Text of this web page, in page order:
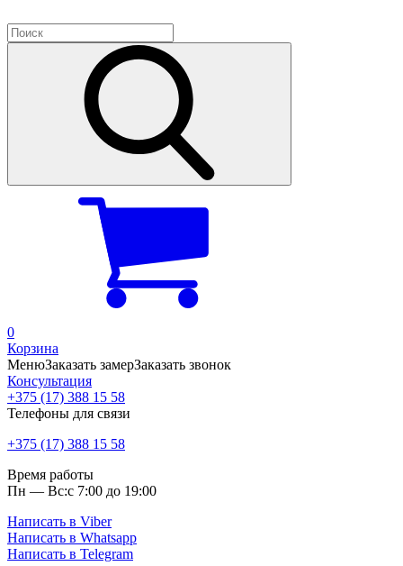
0
Корзина
МенюЗаказать замерЗаказать звонок
Консультация
+375 (17) 388 15 58
Телефоны для связи
+375 (17) 388 15 58
Время работы
Пн — Вс:с 7:00 до 19:00
Написать в Viber
Написать в Whatsapp
Написать в Telegram